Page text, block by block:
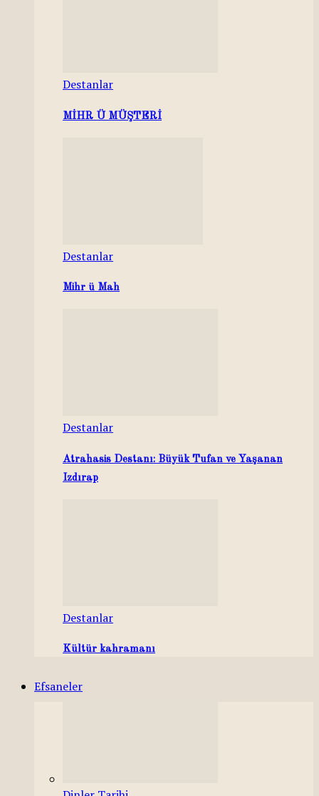
Destanlar
MİHR Ü MÜŞTERİ
Destanlar
Mihr ü Mah
Destanlar
Atrahasis Destanı: Büyük Tufan ve Yaşanan
Izdırap
Destanlar
Kültür kahramanı
Efsaneler